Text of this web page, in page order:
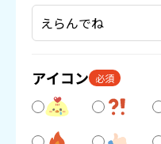
アイコン 必須